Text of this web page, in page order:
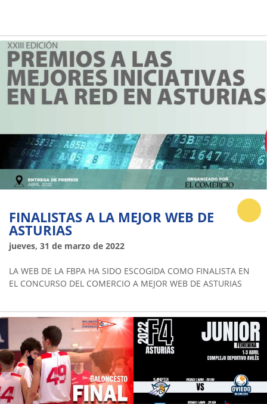
FINALISTAS A LA MEJOR WEB DE
ASTURIAS
jueves, 31 de marzo de 2022
LA WEB DE LA FBPA HA SIDO ESCOGIDA COMO FINALISTA EN
EL CONCURSO DEL COMERCIO A MEJOR WEB DE ASTURIAS